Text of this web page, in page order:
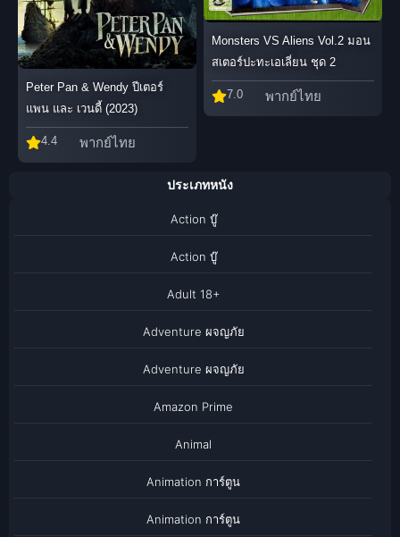
Peter Pan & Wendy ปีเตอร์
แพน และ เวนดี้ (2023)
4.4 พากย์ไทย
Monsters VS Aliens Vol.2 มอน
สเตอร์ปะทะเอเลี่ยน ชุด 2
7.0 พากย์ไทย
ประเภทหนัง
Action บู๊
Action บู๊
Adult 18+
Adventure ผจญภัย
Adventure ผจญภัย
Amazon Prime
Animal
Animation การ์ตูน
Animation การ์ตูน